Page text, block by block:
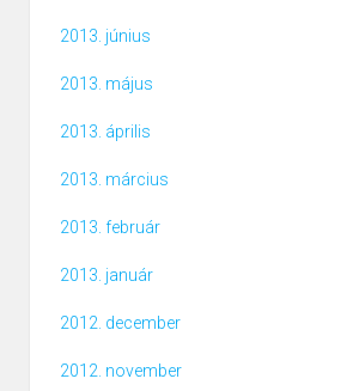
2013. június
2013. május
2013. április
2013. március
2013. február
2013. január
2012. december
2012. november